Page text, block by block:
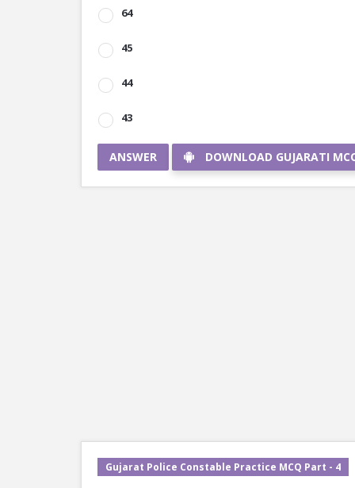
64
45
44
43
ANSWER DOWNLOAD GUJARATI
Gujarat Police Constable Practice MCQ Part - 4